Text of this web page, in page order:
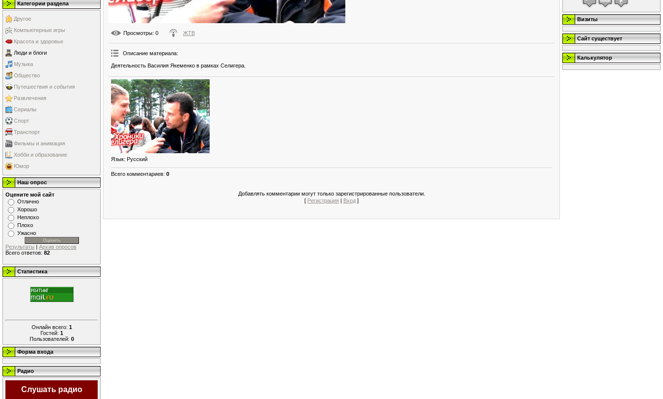
Категории раздела
Другое
Компьютерные игры
Красота и здоровье
Люди и блоги
Музыка
Общество
Путешествия и события
Развлечения
Сериалы
Спорт
Транспорт
Фильмы и анимация
Хобби и образование
Юмор
Наш опрос
Оцените мой сайт
Отлично
Хорошо
Неплохо
Плохо
Ужасно
Результаты | Архив опросов
Всего ответов: 82
Статистика
Онлайн всего: 1
Гостей: 1
Пользователей: 0
Форма входа
Радио
Слушать радио
Просмотры: 0 ЖТВ
Описание материала:
Деятельность Василия Якеменко в рамках Селигера.
Язык: Русский
Всего комментариев: 0
Добавлять комментарии могут только зарегистрированные пользователи.
[ Регистрация | Вход ]
Визиты
Сайт существует
Калькулятор